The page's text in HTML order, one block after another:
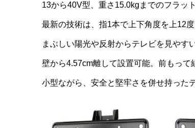
13から40V型、重さ15.0kgまでのフラッ
最新の技術は、指1本で上下角度を上12
まぶしい陽光や反射からテレビを見やす
壁から4.57cm離して設置可能。前もって
小型ながら、安全と堅牢さを併せ持った